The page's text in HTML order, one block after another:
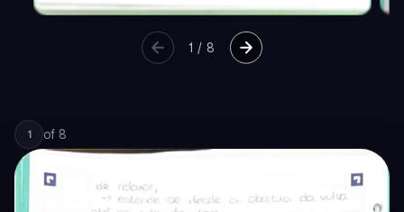
1 / 8
1 of 8